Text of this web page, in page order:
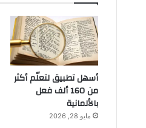
أسهل تطبيق لتعلّم أكثر
من 160 ألف فعل
بالألمانية
مايو 28, 2026